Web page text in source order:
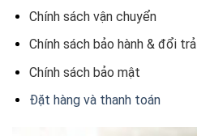
Chính sách vận chuyển
Chính sách bảo hành & đổi trả
Chính sách bảo mật
Đặt hàng và thanh toán